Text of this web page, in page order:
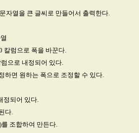
자열을 큰 글씨로 만들어서 출력한다.
칼럼으로 폭을 바꾼다.
으로 내정되어 있다.
하면 원하는 폭으로 조정할 수 있다.
정되어 있다.
다.
조합하여 만든다.